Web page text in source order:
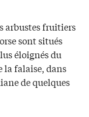
arbustes fruitiers
sont situés
éloignés du
la falaise, dans
de quelques